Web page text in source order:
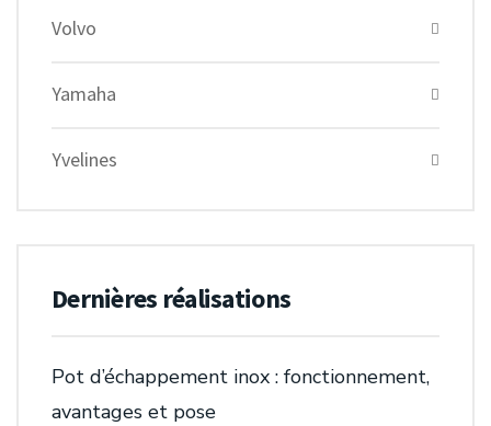
Volvo
Yamaha
Yvelines
Dernières réalisations
Pot d’échappement inox : fonctionnement,
avantages et pose